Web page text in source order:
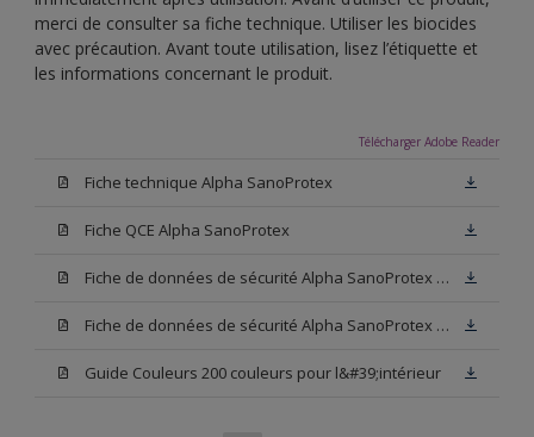
merci de consulter sa fiche technique. Utiliser les biocides
avec précaution. Avant toute utilisation, lisez l’étiquette et
les informations concernant le produit.
Télécharger Adobe Reader
Fiche technique Alpha SanoProtex
Fiche QCE Alpha SanoProtex
Fiche de données de sécurité Alpha SanoProtex Base W05
Fiche de données de sécurité Alpha SanoProtex Base N00
Guide Couleurs 200 couleurs pour l&#39;intérieur